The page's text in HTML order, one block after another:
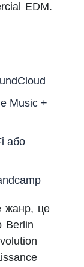
EDM.
Music +
або
жанр, це
Berlin